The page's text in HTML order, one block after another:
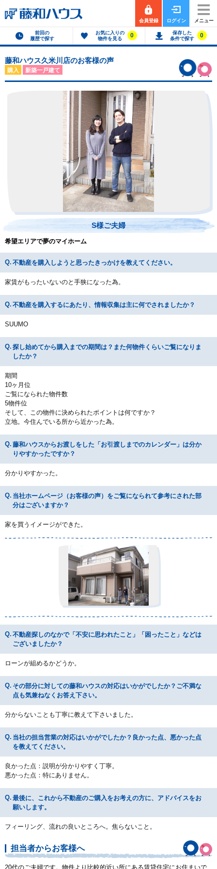
会員登録 ログイン メニュー
前回の
履歴で探す
お気に入りの
物件を見る
0
保存した
条件で探す
0
藤和ハウス久米川店のお客様の声
購入 新築一戸建て
S様ご夫婦
希望エリアで夢のマイホーム
不動産を購入しようと思ったきっかけを教えてください。
家賃がもったいないのと手狭になった為。
不動産を購入するにあたり、情報収集は主に何でされましたか？
SUUMO
探し始めてから購入までの期間は？また何物件くらいご覧になりま
したか？
期間
10ヶ月位
ご覧になられた物件数
5物件位
そして、この物件に決められたポイントは何ですか？
立地。今住んでいる所から近かった為。
藤和ハウスからお渡しをした「お引渡しまでのカレンダー」は分か
りやすかったですか？
分かりやすかった。
当社ホームページ（お客様の声）をご覧になられて参考にされた部
分はございますか？
家を買うイメージができた。
不動産探しのなかで「不安に思われたこと」「困ったこと」などは
ございましたか？
ローンが組めるかどうか。
その部分に対しての藤和ハウスの対応はいかがでしたか？ご不満な
点も気兼ねなくお答え下さい。
分からないことも丁寧に教えて下さいました。
当社の担当営業の対応はいかがでしたか？良かった点、悪かった点
を教えてください。
良かった点：説明が分かりやすく丁寧。
悪かった点：特にありません。
最後に、これから不動産のご購入をお考えの方に、アドバイスをお
願いします。
フィーリング、流れの良いところへ。焦らないこと。
担当者からお客様へ
20代のご夫婦です。物件より比較的近い所にある賃貸住宅にお住まいで